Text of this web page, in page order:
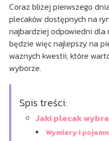
Coraz bliżej pierwszego
plecaków dostępnych na
najbardziej odpowiedni dla
będzie więc najlepszy na
ważnych kwestii, które
wyborze.
Spis treści:
Jaki plecak
Wymiary i